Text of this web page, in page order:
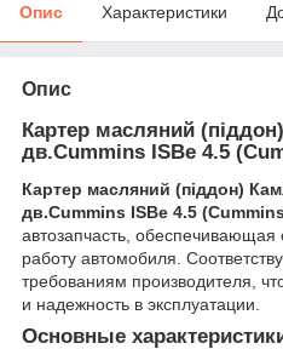
Опис Характеристики
Опис
Картер масляний
дв.Cummins ISBe 4.5
Картер масляний (піддон)
дв.Cummins ISBe 4.5
автозапчасть,
работу автомобиля.
требованиям производителя,
и надежность в эксплуатации.
Основные